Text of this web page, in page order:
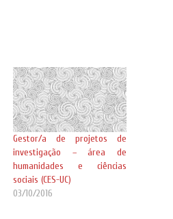
Gestor/a de projetos de
investigação – área de
humanidades e ciências
sociais (CES-UC)
03/10/2016